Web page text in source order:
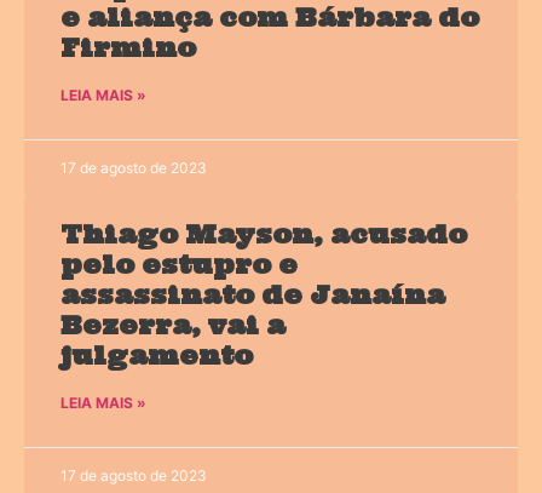
e aliança com Bárbara do
Firmino
LEIA MAIS »
17 de agosto de 2023
Thiago Mayson, acusado
pelo estupro e
assassinato de Janaína
Bezerra, vai a
julgamento
LEIA MAIS »
17 de agosto de 2023